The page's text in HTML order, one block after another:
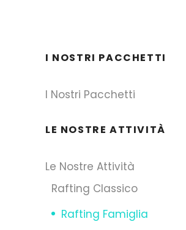
I NOSTRI PACCHETTI
I Nostri Pacchetti
LE NOSTRE ATTIVITÀ
Le Nostre Attività
Rafting Classico
Rafting Famiglia